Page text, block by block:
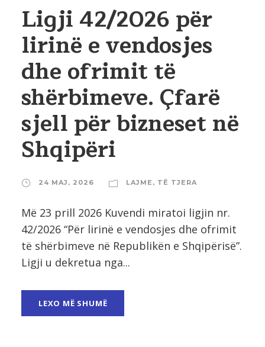
Ligji 42/2026 për
lirinë e vendosjes
dhe ofrimit të
shërbimeve. Çfarë
sjell për bizneset në
Shqipëri
24 MAJ, 2026 LAJME , TË TJERA
Më 23 prill 2026 Kuvendi miratoi ligjin nr.
42/2026 “Për lirinë e vendosjes dhe ofrimit
të shërbimeve në Republikën e Shqipërisë”.
Ligji u dekretua nga...
LEXO MË SHUMË